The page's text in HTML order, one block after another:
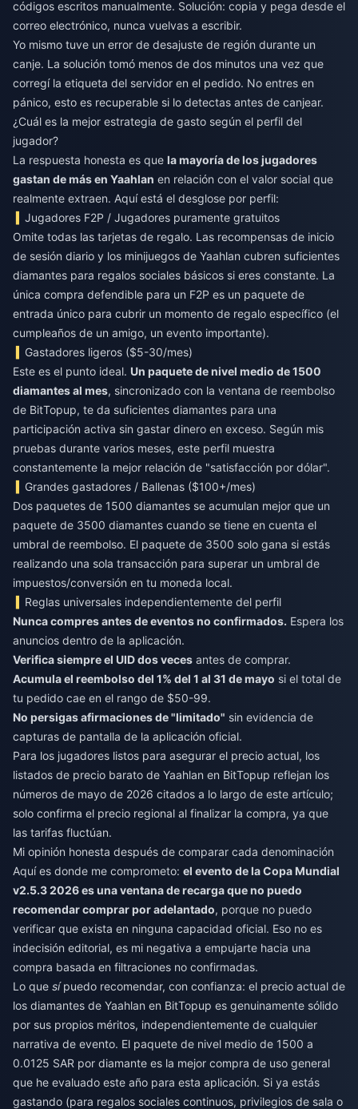
códigos escritos manualmente. Solución: copia y pega desde el
correo electrónico, nunca vuelvas a escribir.
Yo mismo tuve un error de desajuste de región durante un
canje. La solución tomó menos de dos minutos una vez que
corregí la etiqueta del servidor en el pedido. No entres en
pánico, esto es recuperable si lo detectas antes de canjear.
¿Cuál es la mejor estrategia de gasto según el perfil del
jugador?
La respuesta honesta es que la mayoría de los jugadores
gastan de más en Yaahlan en relación con el valor social que
realmente extraen. Aquí está el desglose por perfil:
Jugadores F2P / Jugadores puramente gratuitos
Omite todas las tarjetas de regalo. Las recompensas de inicio
de sesión diario y los minijuegos de Yaahlan cubren suficientes
diamantes para regalos sociales básicos si eres constante. La
única compra defendible para un F2P es un paquete de
entrada único para cubrir un momento de regalo específico (el
cumpleaños de un amigo, un evento importante).
Gastadores ligeros ($5-30/mes)
Este es el punto ideal. Un paquete de nivel medio de 1500
diamantes al mes, sincronizado con la ventana de reembolso
de BitTopup, te da suficientes diamantes para una
participación activa sin gastar dinero en exceso. Según mis
pruebas durante varios meses, este perfil muestra
constantemente la mejor relación de "satisfacción por dólar".
Grandes gastadores / Ballenas ($100+/mes)
Dos paquetes de 1500 diamantes se acumulan mejor que un
paquete de 3500 diamantes cuando se tiene en cuenta el
umbral de reembolso. El paquete de 3500 solo gana si estás
realizando una sola transacción para superar un umbral de
impuestos/conversión en tu moneda local.
Reglas universales independientemente del perfil
Nunca compres antes de eventos no confirmados. Espera los
anuncios dentro de la aplicación.
Verifica siempre el UID dos veces antes de comprar.
Acumula el reembolso del 1% del 1 al 31 de mayo si el total de
tu pedido cae en el rango de $50-99.
No persigas afirmaciones de "limitado" sin evidencia de
capturas de pantalla de la aplicación oficial.
Para los jugadores listos para asegurar el precio actual, los
listados de precio barato de Yaahlan en BitTopup reflejan los
números de mayo de 2026 citados a lo largo de este artículo;
solo confirma el precio regional al finalizar la compra, ya que
las tarifas fluctúan.
Mi opinión honesta después de comparar cada denominación
Aquí es donde me comprometo: el evento de la Copa Mundial
v2.5.3 2026 es una ventana de recarga que no puedo
recomendar comprar por adelantado, porque no puedo
verificar que exista en ninguna capacidad oficial. Eso no es
indecisión editorial, es mi negativa a empujarte hacia una
compra basada en filtraciones no confirmadas.
Lo que sípuedo recomendar, con confianza: el precio actual de
los diamantes de Yaahlan en BitTopup es genuinamente sólido
por sus propios méritos, independientemente de cualquier
narrativa de evento. El paquete de nivel medio de 1500 a
0.0125 SAR por diamante es la mejor compra de uso general
que he evaluado este año para esta aplicación. Si ya estás
gastando (para regalos sociales continuos, privilegios de sala o